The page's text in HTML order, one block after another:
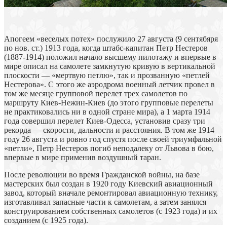
Апогеем «веселых потех» послужило 27 августа (9 сентябяря
по нов. ст.) 1913 года, когда штабс-капитан Петр Нестеров
(1887-1914) положил начало высшему пилотажу и впервые в
мире описал на самолете замкнутую кривую в вертикальной
плоскости — «мертвую петлю», так и прозванную «петлей
Нестерова». С этого же аэродрома военный летчик провел в
том же месяце групповой перелет трех самолетов по
маршруту Киев-Нежин-Киев (до этого групповые перелеты
не практиковались ни в одной стране мира), а 1 марта 1914
года совершил перелет Киев-Одесса, установив сразу три
рекорда — скорости, дальности и расстояния. В том же 1914
году 26 августа и ровно год спустя после своей триумфальной
«петли», Петр Нестеров погиб неподалеку от Львова в бою,
впервые в мире применив воздушный таран.
После революции во время Гражданской войны, на базе
мастерских был создан в 1920 году Киевский авиационный
завод, который вначале ремонтировал авиационную технику,
изготавливал запасные части к самолетам, а затем занялся
конструированием собственных самолетов (с 1923 года) и их
созданием (с 1925 года).